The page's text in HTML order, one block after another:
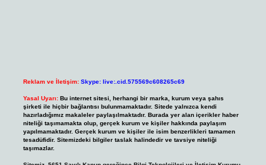
Reklam ve İletişim: Skype: live:.cid.575569c608265c69
Yasal Uyarı: Bu internet sitesi, herhangi bir marka, kurum veya şahıs
şirketi ile hiçbir bağlantısı bulunmamaktadır. Sitede yalnızca kendi
hazırladığımız makaleler paylaşılmaktadır. Burada yer alan içerikler haber
niteliği taşımamakta olup, gerçek kurum ve kişiler hakkında paylaşım
yapılmamaktadır. Gerçek kurum ve kişiler ile isim benzerlikleri tamamen
tesadüfidir. Sitemizdeki bilgiler taslak halindedir ve tavsiye niteliği
taşımazlar.